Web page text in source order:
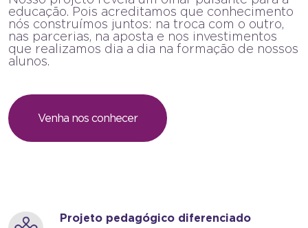
educação. Pois acreditamos que conhecimento
nós construímos juntos: na troca com o outro,
nas parcerias, na aposta e nos investimentos
que realizamos dia a dia na formação de nossos
alunos.
Venha nos conhecer
Projeto pedagógico diferenciado